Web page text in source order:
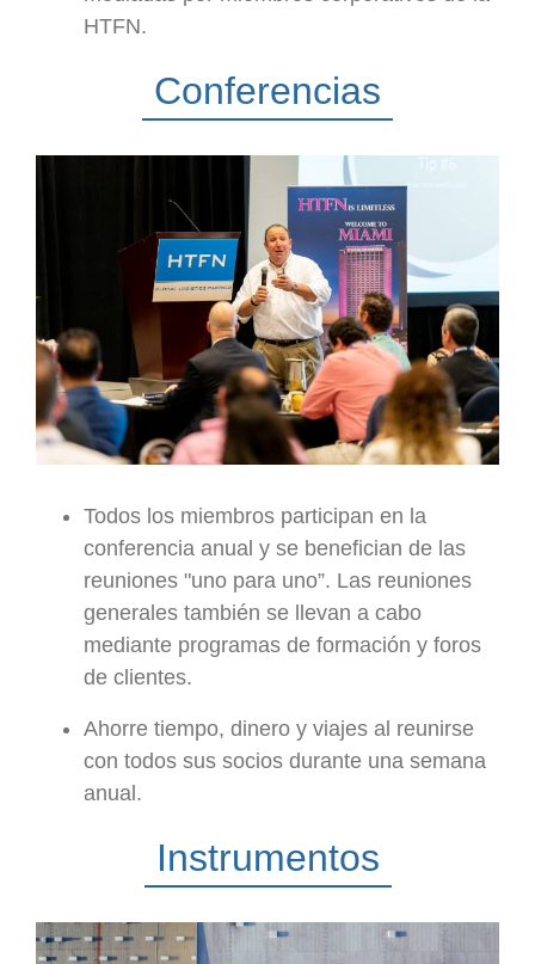
HTFN.
Conferencias
Todos los miembros participan en la
conferencia anual y se benefician de las
reuniones "uno para uno”. Las reuniones
generales también se llevan a cabo
mediante programas de formación y foros
de clientes.
Ahorre tiempo, dinero y viajes al reunirse
con todos sus socios durante una semana
anual.
Instrumentos